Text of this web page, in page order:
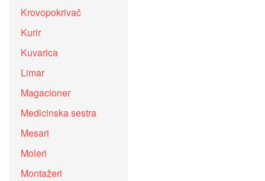
Krovopokrivač
Kurir
Kuvarica
Limar
Magacioner
Medicinska sestra
Mesari
Moleri
Montažeri